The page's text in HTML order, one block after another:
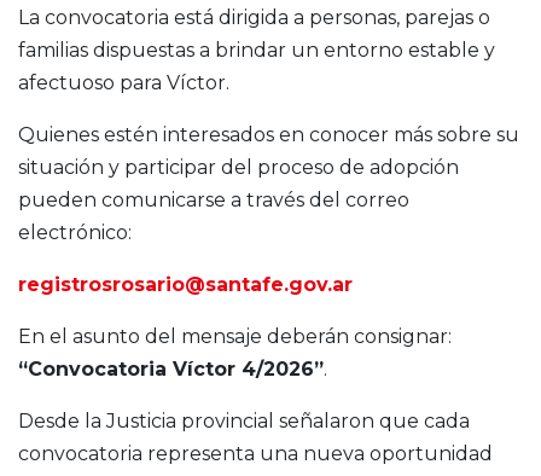
La convocatoria está dirigida a personas, parejas o
familias dispuestas a brindar un entorno estable y
afectuoso para Víctor.
Quienes estén interesados en conocer más sobre su
situación y participar del proceso de adopción
pueden comunicarse a través del correo
electrónico:
registrosrosario@santafe.gov.ar
En el asunto del mensaje deberán consignar:
“Convocatoria Víctor 4/2026”.
Desde la Justicia provincial señalaron que cada
convocatoria representa una nueva oportunidad